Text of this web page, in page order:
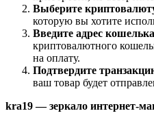
Выберите
которую вы хотите
Введите адрес кошелька
криптовалютного
на оплату.
Подтвердите
ваш товар будет
kra19 — зеркало интернет-